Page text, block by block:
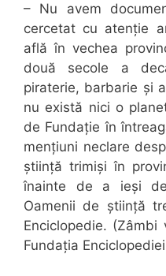
– Nu avem
cercetat cu atenție
află în vechea
două secole a
piraterie, barbarie și
nu există nici o
de Fundație în
mențiuni neclare
știință trimiși în
înainte de a ieși
Oamenii de știință
Enciclopedie.
Fundația